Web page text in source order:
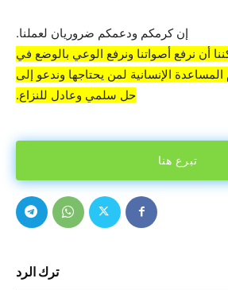
إن كرمكم ودعمكم ضروريان لعملنا.
أن نرفع أصواتنا ونرفع الوعي بالوضع في
المساعدة الإنسانية لمن يحتاجها وندعو إلى
حل سلمي وعادل للنزاع.
تبرع هنا
ترك الرد